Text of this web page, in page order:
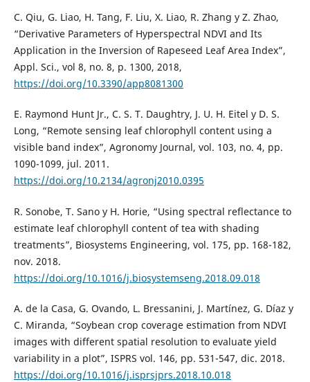
C. Qiu, G. Liao, H. Tang, F. Liu, X. Liao, R. Zhang y Z. Zhao,
“Derivative Parameters of Hyperspectral NDVI and Its
Application in the Inversion of Rapeseed Leaf Area Index”,
Appl. Sci., vol 8, no. 8, p. 1300, 2018,
https://doi.org/10.3390/app8081300
E. Raymond Hunt Jr., C. S. T. Daughtry, J. U. H. Eitel y D. S.
Long, “Remote sensing leaf chlorophyll content using a
visible band index”, Agronomy Journal, vol. 103, no. 4, pp.
1090-1099, jul. 2011.
https://doi.org/10.2134/agronj2010.0395
R. Sonobe, T. Sano y H. Horie, “Using spectral reflectance to
estimate leaf chlorophyll content of tea with shading
treatments”, Biosystems Engineering, vol. 175, pp. 168-182,
nov. 2018.
https://doi.org/10.1016/j.biosystemseng.2018.09.018
A. de la Casa, G. Ovando, L. Bressanini, J. Martínez, G. Díaz y
C. Miranda, “Soybean crop coverage estimation from NDVI
images with different spatial resolution to evaluate yield
variability in a plot”, ISPRS vol. 146, pp. 531-547, dic. 2018.
https://doi.org/10.1016/j.isprsjprs.2018.10.018